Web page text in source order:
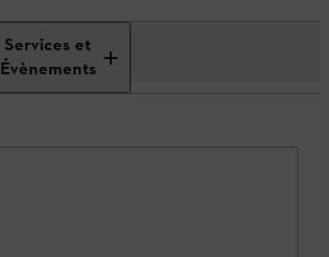
Services et
Évènements